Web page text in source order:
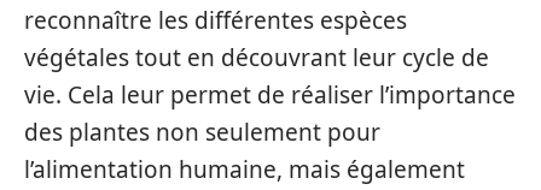
reconnaître les différentes espèces
végétales tout en découvrant leur cycle de
vie. Cela leur permet de réaliser l’importance
des plantes non seulement pour
l’alimentation humaine, mais également